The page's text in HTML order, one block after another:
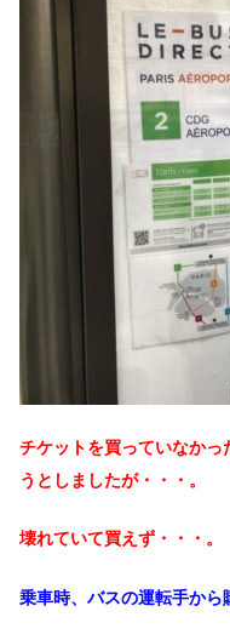
チケットを買っていなか
うとしましたが・・・。
壊れていて買えず・・・。
乗車時、バスの運転手から